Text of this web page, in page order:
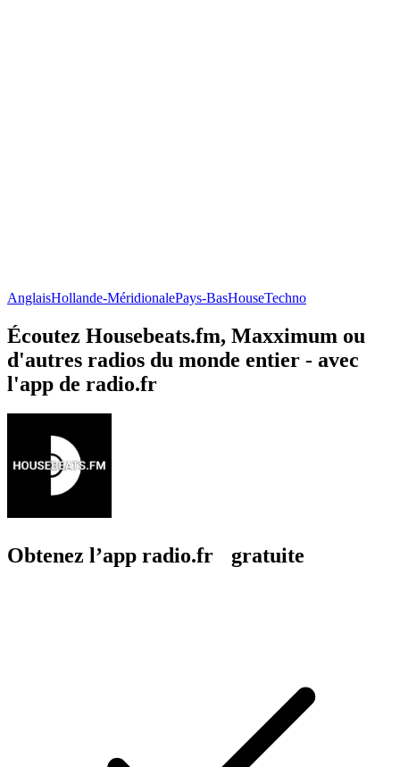
AnglaisHollande-MéridionalePays-BasHouseTechno
Écoutez Housebeats.fm, Maxximum ou
d'autres radios du monde entier - avec
l'app de radio.fr
Obtenez l’app radio.fr gratuite